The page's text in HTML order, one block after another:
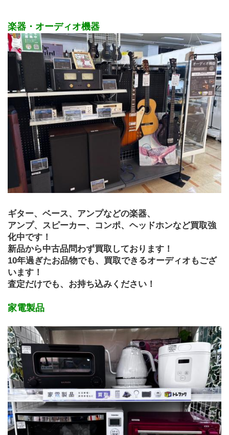
楽器・オーディオ機器
ギター、ベース、アンプなどの楽器、
アンプ、スピーカー、コンポ、ヘッドホンなど買取強
化中です！
新品から中古品問わず買取しております！
10年過ぎたお品物でも、買取できるオーディオもござ
います！
査定だけでも、お持ち込みください！
家電製品